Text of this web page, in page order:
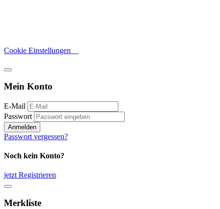
Cookie Einstellungen
Mein Konto
E-Mail
Passwort
Anmelden
Passwort vergessen?
Noch kein Konto?
jetzt Registrieren
Merkliste